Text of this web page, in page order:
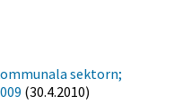
sektorn;
(30.4.2010)